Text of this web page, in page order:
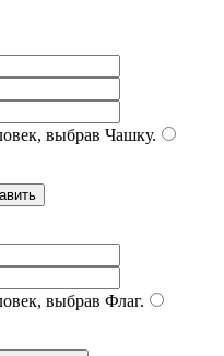
выбрав Чашку.
выбрав Флаг.